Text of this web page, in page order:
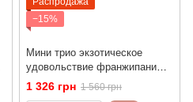
−15%
Мини трио экзотическое
удовольствие франжипани
ELEMIS Kit: Body Wonders
Frangipani Mini Trio
1 326 грн 1 560 грн